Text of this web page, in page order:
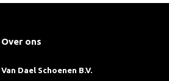
Over ons
Van Dael Schoenen B.V.